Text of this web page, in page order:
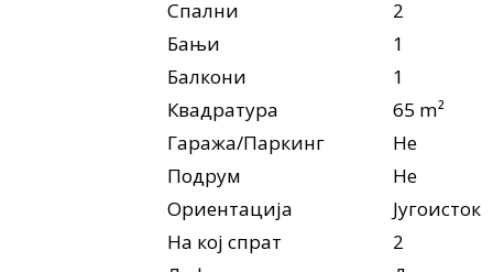
Спални
2
Бањи
1
Балкони
1
Квадратура
65 m²
Гаража/Паркинг
Не
Подрум
Не
Ориентација
Југоисток
На кој спрат
2